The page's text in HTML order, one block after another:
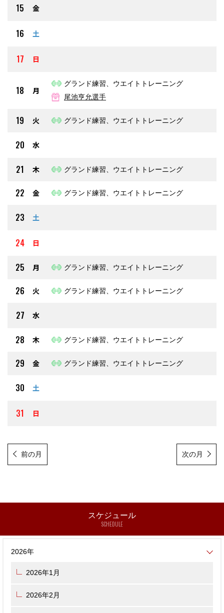
15 金
16 土
17 日
18 月
グランド練習、ウエイトトレーニング
尾池亨允選手
19 火 グランド練習、ウエイトトレーニング
20 水
21 木 グランド練習、ウエイトトレーニング
22 金 グランド練習、ウエイトトレーニング
23 土
24 日
25 月 グランド練習、ウエイトトレーニング
26 火 グランド練習、ウエイトトレーニング
27 水
28 木 グランド練習、ウエイトトレーニング
29 金 グランド練習、ウエイトトレーニング
30 土
31 日
前の月 次の月
スケジュール
SCHEDULE
2026年
2026年1月
2026年2月